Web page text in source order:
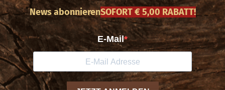
Varianten
auf.
Die
Optionen
können
News abonnierenSOFORT € 5,00 RABATT!